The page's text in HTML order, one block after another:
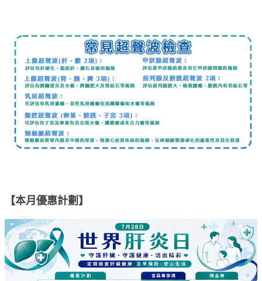
【本月優惠計劃】